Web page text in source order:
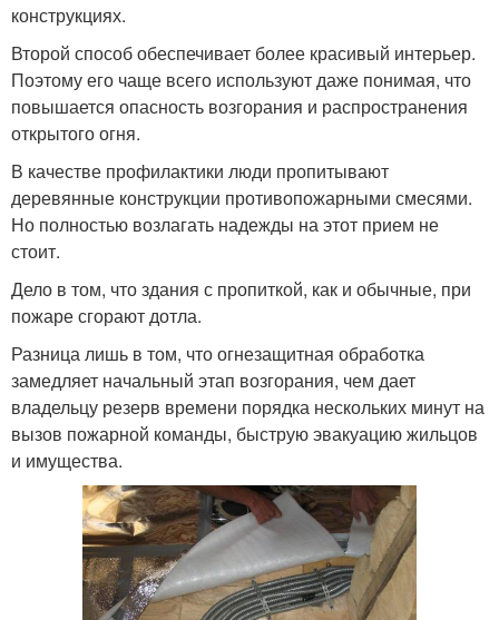
конструкциях.
Второй способ обеспечивает более красивый интерьер.
Поэтому его чаще всего используют даже понимая, что
повышается опасность возгорания и распространения
открытого огня.
В качестве профилактики люди пропитывают
деревянные конструкции противопожарными смесями.
Но полностью возлагать надежды на этот прием не
стоит.
Дело в том, что здания с пропиткой, как и обычные, при
пожаре сгорают дотла.
Разница лишь в том, что огнезащитная обработка
замедляет начальный этап возгорания, чем дает
владельцу резерв времени порядка нескольких минут на
вызов пожарной команды, быструю эвакуацию жильцов
и имущества.